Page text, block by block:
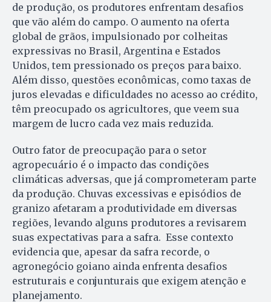
de produção, os produtores enfrentam desafios
que vão além do campo. O aumento na oferta
global de grãos, impulsionado por colheitas
expressivas no Brasil, Argentina e Estados
Unidos, tem pressionado os preços para baixo.
Além disso, questões econômicas, como taxas de
juros elevadas e dificuldades no acesso ao crédito,
têm preocupado os agricultores, que veem sua
margem de lucro cada vez mais reduzida.
Outro fator de preocupação para o setor
agropecuário é o impacto das condições
climáticas adversas, que já comprometeram parte
da produção. Chuvas excessivas e episódios de
granizo afetaram a produtividade em diversas
regiões, levando alguns produtores a revisarem
suas expectativas para a safra. Esse contexto
evidencia que, apesar da safra recorde, o
agronegócio goiano ainda enfrenta desafios
estruturais e conjunturais que exigem atenção e
planejamento.